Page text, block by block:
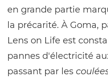
en grande partie
la précarité. À Goma,
Lens on Life est
pannes d'électricité
passant par les